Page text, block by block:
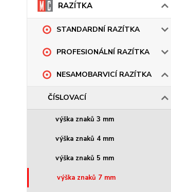
RAZÍTKA
STANDARDNÍ RAZÍTKA
PROFESIONÁLNÍ RAZÍTKA
NESAMOBARVICÍ RAZÍTKA
ČÍSLOVACÍ
výška znaků 3 mm
výška znaků 4 mm
výška znaků 5 mm
výška znaků 7 mm